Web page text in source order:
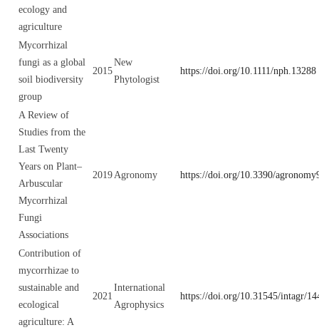
ecology and
agriculture
Mycorrhizal
fungi as a global
soil biodiversity
group
2015
New
Phytologist
https://doi.org/10.1111/nph.13288
A Review of
Studies from the
Last Twenty
Years on Plant–
Arbuscular
Mycorrhizal
Fungi
Associations
2019Agronomy https://doi.org/10.3390/
Contribution of
mycorrhizae to
sustainable and
ecological
agriculture: A
2021
International
Agrophysics
https://doi.org/10.31545/intagr/